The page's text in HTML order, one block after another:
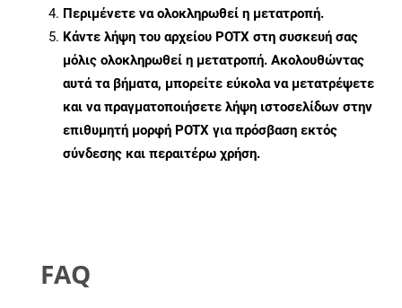
Περιμένετε να ολοκληρωθεί η μετατροπή.
Κάντε λήψη του αρχείου POTX στη συσκευή σας
μόλις ολοκληρωθεί η μετατροπή. Ακολουθώντας
αυτά τα βήματα, μπορείτε εύκολα να μετατρέψετε
και να πραγματοποιήσετε λήψη ιστοσελίδων στην
επιθυμητή μορφή POTX για πρόσβαση εκτός
σύνδεσης και περαιτέρω χρήση.
FAQ